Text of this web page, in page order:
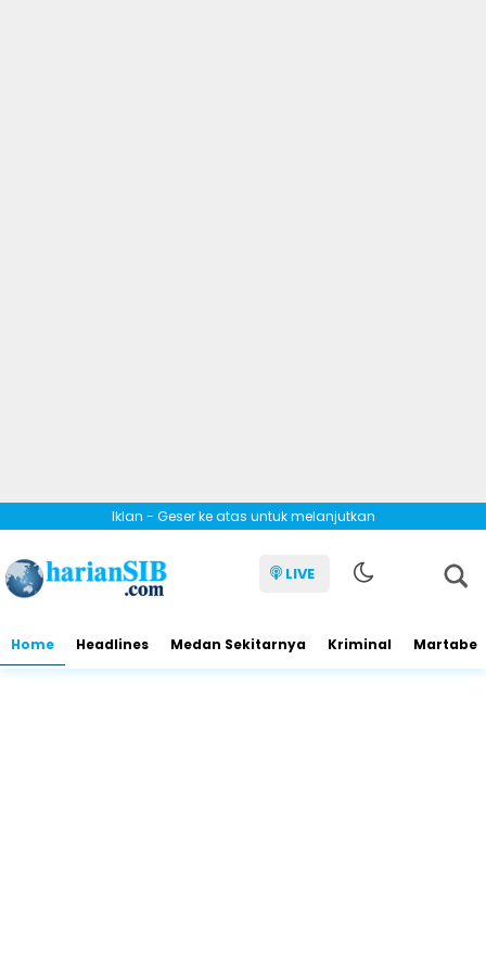
Iklan - Geser ke atas untuk melanjutkan
LIVE
Home Headlines Medan Sekitarnya Kriminal Martabe